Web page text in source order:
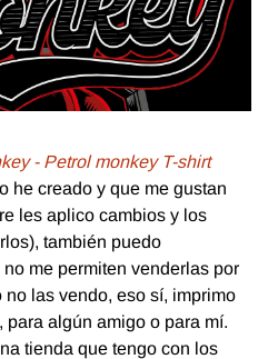
- Petrol monkey T-shirt
he creado y que me gustan
les aplico cambios y los
también puedo
me permiten venderlas por
las vendo, eso sí, imprimo
algún amigo o para mí.
tienda que tengo con los